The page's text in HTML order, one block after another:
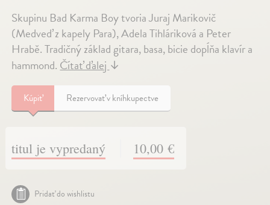
Skupinu Bad Karma Boy tvoria Juraj Marikovič
(Medveď z kapely Para), Adela Tihláriková a Peter
Hrabě. Tradičný základ gitara, basa, bicie dopĺňa klavír a
hammond.Čítať ďalej↓
Kúpiť Rezervovať v kníhkupectve
titul je vypredaný 10,00 €
Pridať do wishlistu